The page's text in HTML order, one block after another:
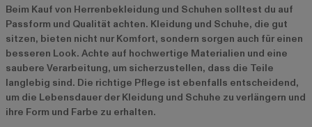
Beim Kauf von Herrenbekleidung und Schuhen solltest du auf
Passform und Qualität achten. Kleidung und Schuhe, die gut
sitzen, bieten nicht nur Komfort, sondern sorgen auch für einen
besseren Look. Achte auf hochwertige Materialien und eine
saubere Verarbeitung, um sicherzustellen, dass die Teile
langlebig sind. Die richtige Pflege ist ebenfalls entscheidend,
um die Lebensdauer der Kleidung und Schuhe zu verlängern und
ihre Form und Farbe zu erhalten.